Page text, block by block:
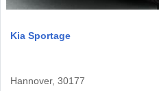
Kia Sportage
Hannover, 30177